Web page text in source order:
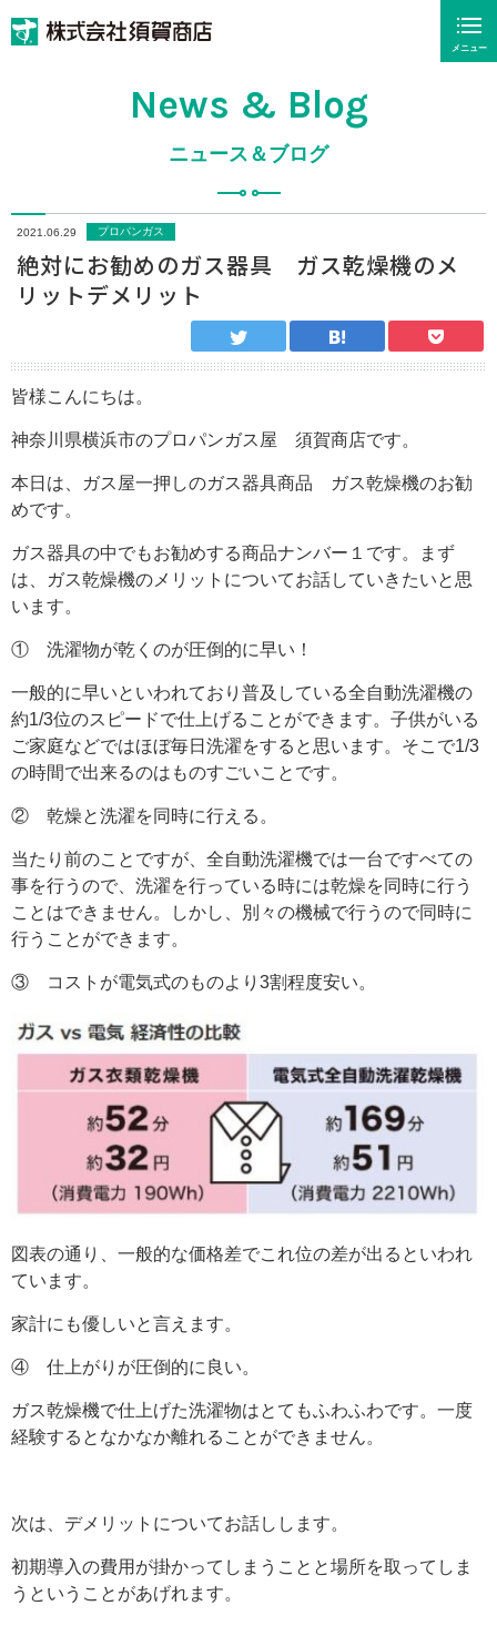
メニュー
News & Blog
ニュース＆ブログ
2021.06.29 プロパンガス
絶対にお勧めのガス器具 ガス乾燥機のメ
リットデメリット
皆様こんにちは。
神奈川県横浜市のプロパンガス屋 須賀商店です。
本日は、ガス屋一押しのガス器具商品 ガス乾燥機のお勧
めです。
ガス器具の中でもお勧めする商品ナンバー１です。まず
は、ガス乾燥機のメリットについてお話していきたいと思
います。
① 洗濯物が乾くのが圧倒的に早い！
一般的に早いといわれており普及している全自動洗濯機の
約1/3位のスピードで仕上げることができます。子供がいる
ご家庭などではほぼ毎日洗濯をすると思います。そこで1/3
の時間で出来るのはものすごいことです。
② 乾燥と洗濯を同時に行える。
当たり前のことですが、全自動洗濯機では一台ですべての
事を行うので、洗濯を行っている時には乾燥を同時に行う
ことはできません。しかし、別々の機械で行うので同時に
行うことができます。
③ コストが電気式のものより3割程度安い。
図表の通り、一般的な価格差でこれ位の差が出るといわれ
ています。
家計にも優しいと言えます。
④ 仕上がりが圧倒的に良い。
ガス乾燥機で仕上げた洗濯物はとてもふわふわです。一度
経験するとなかなか離れることができません。
次は、デメリットについてお話しします。
初期導入の費用が掛かってしまうことと場所を取ってしま
うということがあげれます。